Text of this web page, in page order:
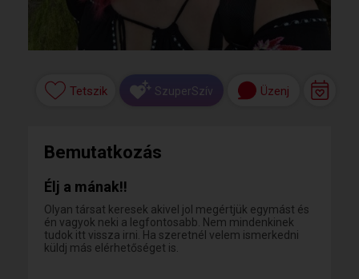
Tetszik SzuperSzív Üzenj
Bemutatkozás
Élj a mának!!
Olyan társat keresek akivel jol megértjük egymást és
én vagyok neki a legfontosabb. Nem mindenkinek
tudok itt vissza irni. Ha szeretnél velem ismerkedni
küldj más elérhetőséget is.